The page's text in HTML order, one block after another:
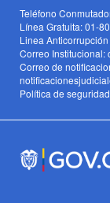
Teléfono
Línea Gratuita: 01-
Linea
Correo Institucional:
Correo de
Política de